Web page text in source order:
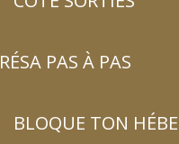
RÉSA PAS À PAS
BLOQUE TON